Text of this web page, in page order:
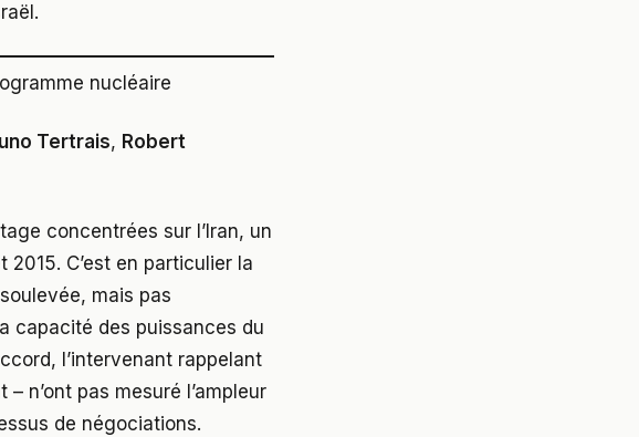
nucléaire
Tertrais, Robert
concentrées sur l’Iran, un
C’est en particulier la
mais pas
capacité des puissances du
l’intervenant rappelant
n’ont pas mesuré l’ampleur
de négociations.